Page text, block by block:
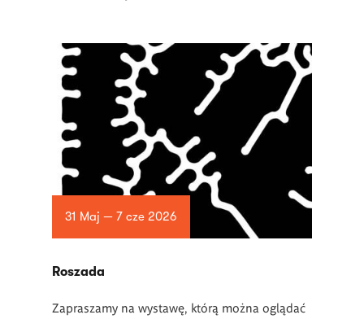
31 Maj — 7 cze 2026
Roszada
Zapraszamy na wystawę, którą można oglądać